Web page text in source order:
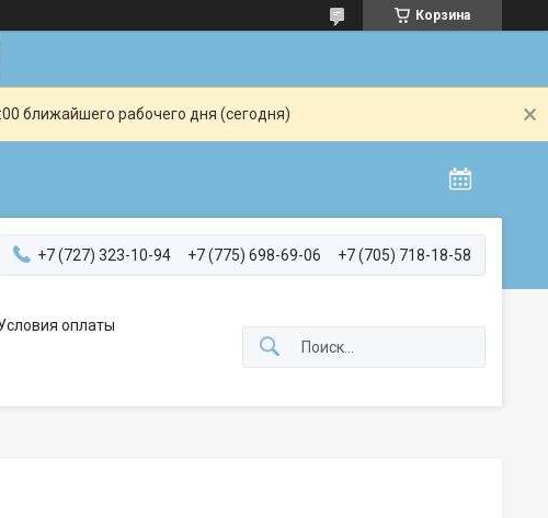
Корзина
ближайшего рабочего дня (сегодня)
+7 (727) 323-10-94 +7 (775) 698-69-06 +7 (705) 718-18-58
оплаты